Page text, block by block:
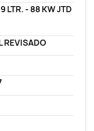
LTR. - 88 KW JTD
REVISADO